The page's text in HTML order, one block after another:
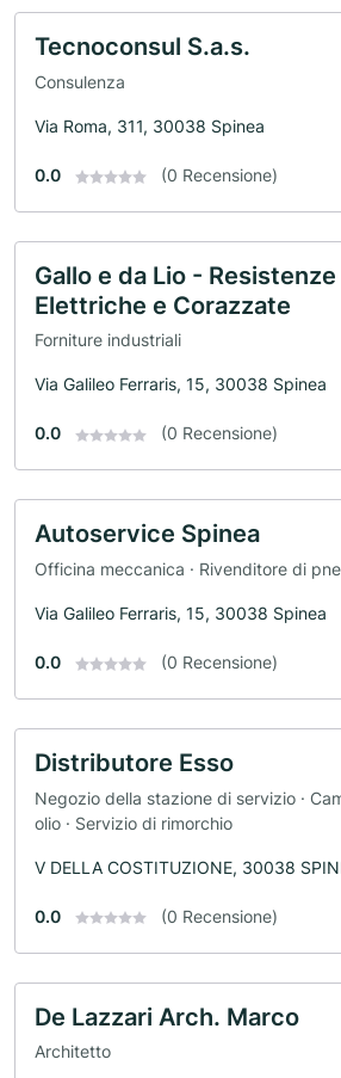
Tecnoconsul S.a.s.
Consulenza
Via Roma, 311, 30038 Spinea
0.0 (0 Recensione)
Gallo e da Lio - Resistenze
Elettriche e Corazzate
Forniture industriali
Via Galileo Ferraris, 15, 30038 Spinea
0.0 (0 Recensione)
Autoservice Spinea
Officina meccanica · Rivenditore di
Via Galileo Ferraris, 15, 30038 Spinea
0.0 (0 Recensione)
Distributore Esso
Negozio della stazione di servizio ·
olio · Servizio di rimorchio
V DELLA COSTITUZIONE, 30038
0.0 (0 Recensione)
De Lazzari Arch. Marco
Architetto